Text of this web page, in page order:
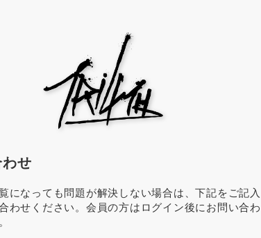
せ
になっても問題が解決しない場合は、下記をご記入
わせください。会員の方はログイン後にお問い合わ